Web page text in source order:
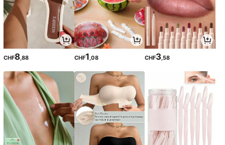
CHF8,88 CHF1,08 CHF3,58